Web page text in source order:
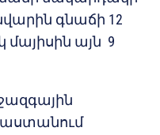
գնաճի 12
մայիսին այն 9